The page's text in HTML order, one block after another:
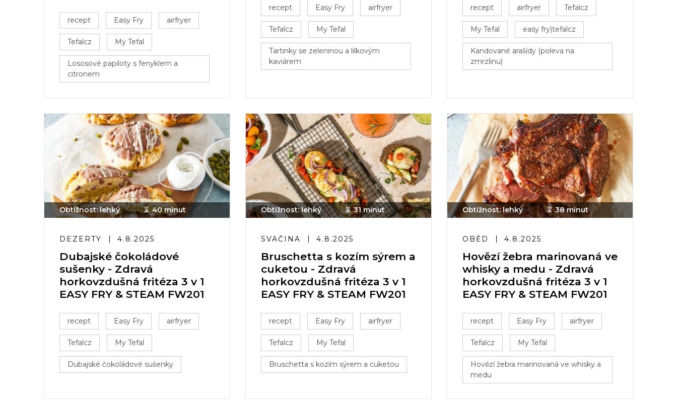
recept Easy Fry airfryer
Tefalcz My Tefal
Lososové papiloty s fenyklem a
citronem
recept Easy Fry airfryer
Tefalcz My Tefal
Tartinky se zeleninou a lilkovým
kaviárem
recept airfryer Tefalcz
My Tefal easy fry)tefalcz
Kandované arašídy (poleva na
zmrzlinu)
Obtížnost: lehký 40 minut
DEZERTY 4.8.2025
Dubajské čokoládové
sušenky - Zdravá
horkovzdušná fritéza 3 v 1
EASY FRY & STEAM FW201
recept Easy Fry airfryer
Tefalcz My Tefal
Dubajské čokoládové sušenky
Obtížnost: lehký 31 minut
SVAČINA 4.8.2025
Bruschetta s kozím sýrem a
cuketou - Zdravá
horkovzdušná fritéza 3 v 1
EASY FRY & STEAM FW201
recept Easy Fry airfryer
Tefalcz My Tefal
Bruschetta s kozím sýrem a cuketou
Obtížnost: lehký 38 minut
OBĚD 4.8.2025
Hovězí žebra marinovaná ve
whisky a medu - Zdravá
horkovzdušná fritéza 3 v 1
EASY FRY & STEAM FW201
recept Easy Fry airfryer
Tefalcz My Tefal
Hovězí žebra marinovaná ve whisky a
medu